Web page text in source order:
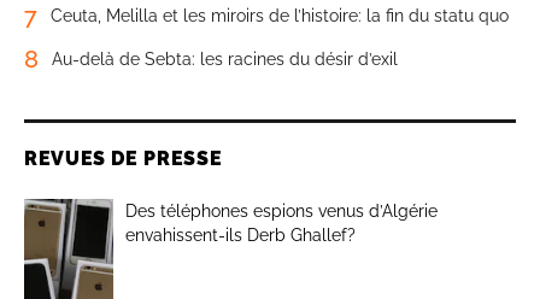
7 Ceuta, Melilla et les miroirs de l’histoire: la fin du statu quo
8 Au-delà de Sebta: les racines du désir d’exil
REVUES DE PRESSE
Des téléphones espions venus d’Algérie
envahissent-ils Derb Ghallef?